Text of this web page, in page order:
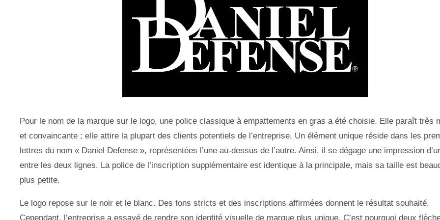
Pour le nom de la marque sur le logo, une police classique à empattements en gras a été choisie. Elle paraît très
et convaincante ; elle attire la plupart des clients potentiels de l’entreprise. Un élément unique réside dans les
lettres du nom « Daniel Defense », représentées l’une au-dessus de l’autre. Ainsi, il se dégage une impression
entre les deux lignes. La police de l’inscription supplémentaire est identique à la principale, mais sa taille est
plus petite.
Le logo repose sur le noir et le blanc. Des tons stricts et des inscriptions affirmées donnent le résultat souhaité.
Cependant, l’entreprise a essayé de rendre son identité visuelle de marque plus unique. C’est pourquoi deux